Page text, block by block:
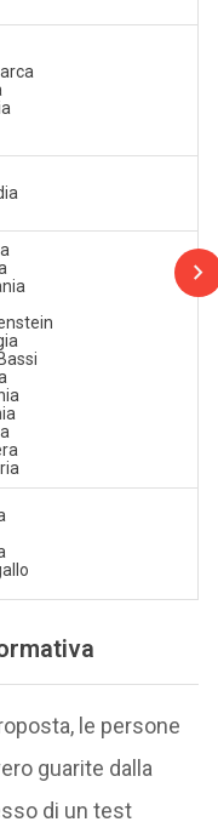
le persone
guarite dalla
di un test